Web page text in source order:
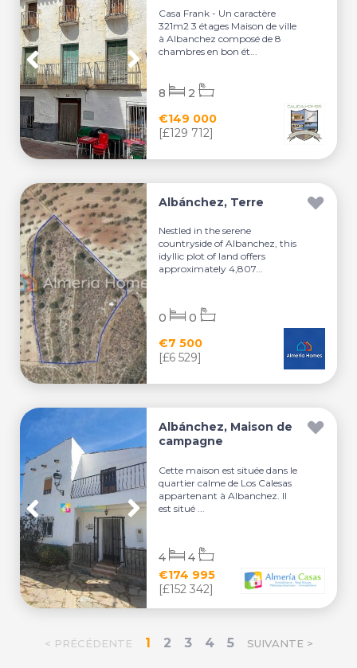
Casa Frank - Un caractère
321m2 3 étages Maison de ville
à Albanchez composé de 8
chambres en bon ét...
€149 000
[£129 712]
8 2
Albánchez, Terre
Nestled in the serene
countryside of Albanchez, this
idyllic plot of land offers
approximately 4,807...
€7 500
[£6 529]
0 0
Albánchez, Maison de
campagne
Cette maison est située dans le
quartier calme de Los Calesas
appartenant à Albanchez. Il
est situé ...
€174 995
[£152 342]
4 4
< PRÉCÉDENTE 1 2 3 4 5 SUIVANTE >